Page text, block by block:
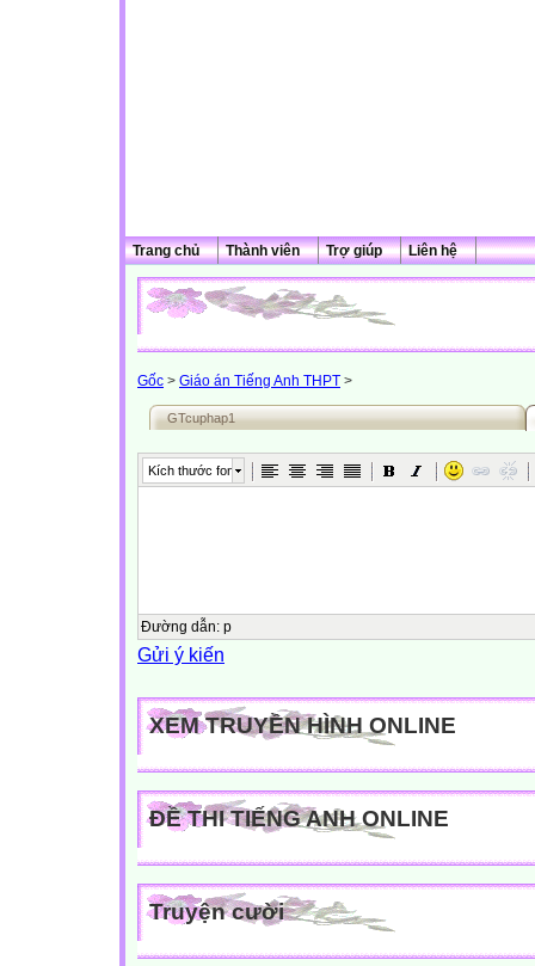
Trang chủ Thành viên Trợ giúp Liên hệ
Gốc > Giáo án Tiếng Anh THPT >
GTcuphap1
Kích thước font
Đường dẫn: p
Gửi ý kiến
XEM TRUYỀN HÌNH ONLINE
ĐỀ THI TIẾNG ANH ONLINE
Truyện cười